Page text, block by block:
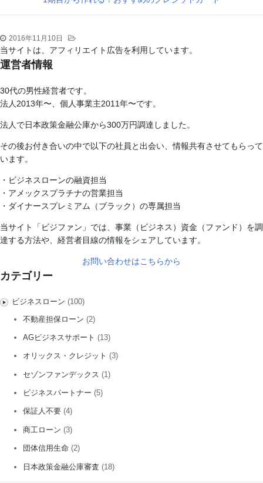
2016年11月10日
当サイトは、アフィリエイト広告を利用しています。
運営者情報
30代の男性経営者です。
法人2013年〜、個人事業主2011年〜です。
法人で日本政策金融公庫から300万円調達しました。
その後お付き合いの中で以下の社員と出会い、情報共有させてもらって
います。
・ビジネスローンの融資担当
・アメックスプラチナの営業担当
・ダイナースプレミアム（ブラック）の専属担当
当サイト「ビジファン」では、事業（ビジネス）資金（ファンド）を調
達する方法や、経営者目線の情報をシェアしています。
お問い合わせはこちらから
カテゴリー
ビジネスローン (100)
不動産担保ローン (2)
AGビジネスサポート (13)
オリックス・クレジット (3)
セゾンファンデックス (1)
ビジネスパートナー (5)
保証人不要 (4)
商工ローン (3)
団体信用生命 (2)
日本政策金融公庫審査 (18)